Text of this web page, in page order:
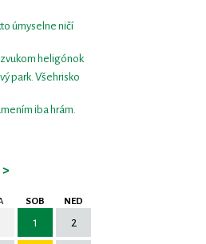
úmyselne ničí
heligónok
park. Všehrisko
iba hrám.
>
SOB NED
1 2